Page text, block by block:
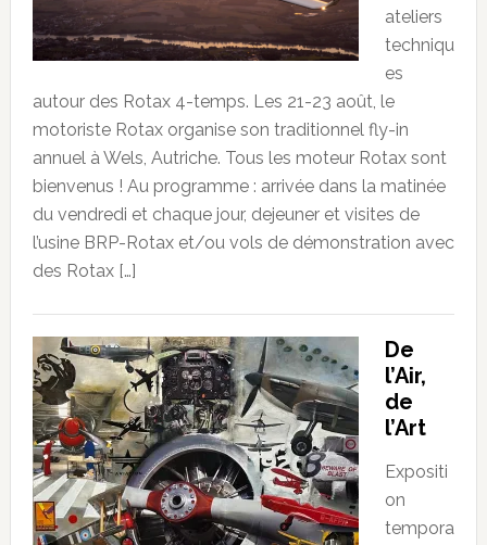
ateliers
techniqu
es
autour des Rotax 4-temps. Les 21-23 août, le
motoriste Rotax organise son traditionnel fly-in
annuel à Wels, Autriche. Tous les moteur Rotax sont
bienvenus ! Au programme : arrivée dans la matinée
du vendredi et chaque jour, dejeuner et visites de
l’usine BRP-Rotax et/ou vols de démonstration avec
des Rotax […]
De
l’Air,
de
l’Art
Expositi
on
tempora